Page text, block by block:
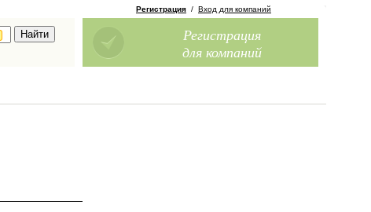
Регистрация / Вход для компаний
Регистрация
для компаний